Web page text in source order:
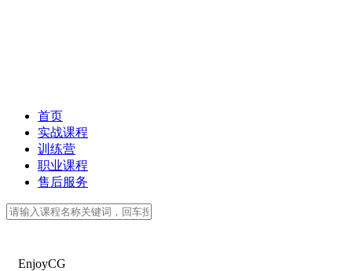
首页
实战课程
训练营
职业课程
售后服务
EnjoyCG